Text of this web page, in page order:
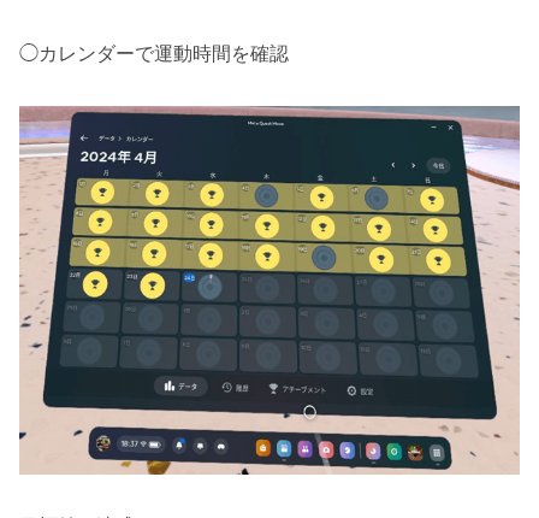
◯カレンダーで運動時間を確認